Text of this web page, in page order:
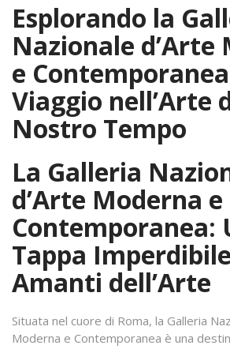
Esplorando la
Nazionale d’Arte
e
Viaggio nell’Arte
Nostro Tempo
La Galleria
d’Arte Moderna e
Contemporanea:
Tappa
Amanti dell’Arte
Situata nel cuore di Roma, la Galleria
Moderna e Contemporanea è una